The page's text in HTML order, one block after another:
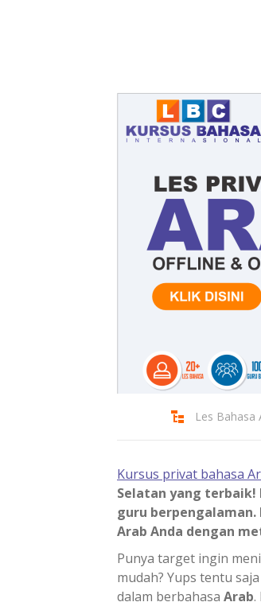
Les Bahasa
Kursus privat bahasa
Selatan yang
guru
Arab Anda dengan
Punya target ingin
mudah? Yups tentu
dalam berbahasa Arab.